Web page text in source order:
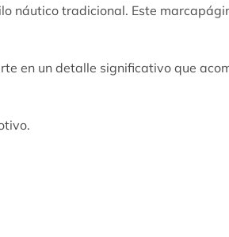
náutico tradicional. Este
en un detalle significativo que